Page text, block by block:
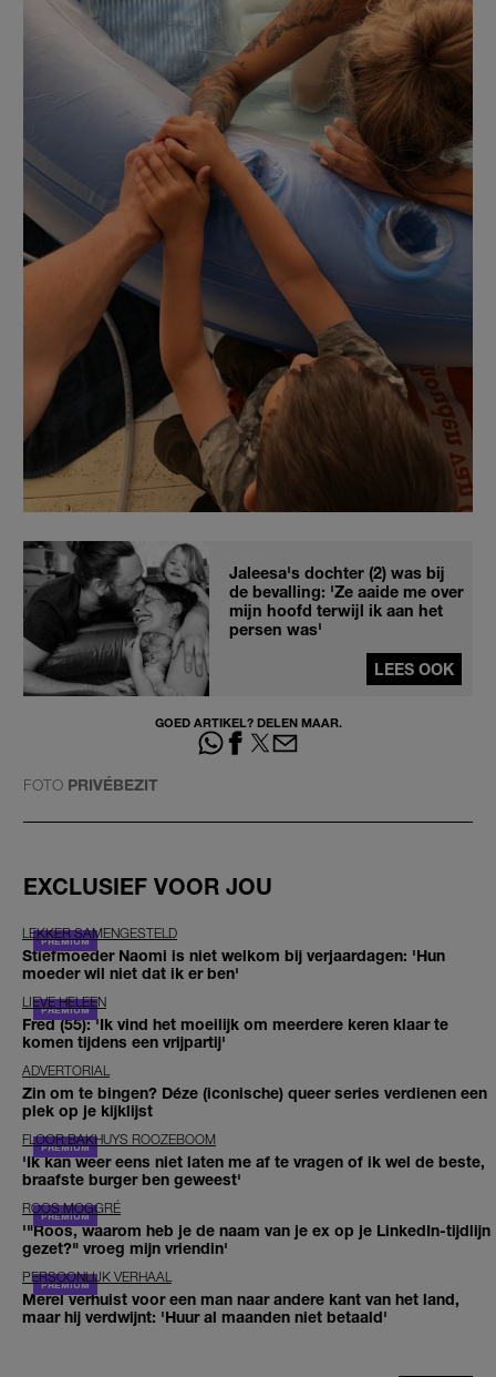
Jaleesa's dochter (2) was bij
de bevalling: 'Ze aaide me over
mijn hoofd terwijl ik aan het
persen was'
LEES OOK
GOED ARTIKEL? DELEN MAAR.
FOTO PRIVÉBEZIT
EXCLUSIEF VOOR JOU
LEKKER SAMENGESTELD
Stiefmoeder Naomi is niet welkom bij verjaardagen: 'Hun
moeder wil niet dat ik er ben'
LIEVE HELEEN
Fred (55): 'Ik vind het moeilijk om meerdere keren klaar te
komen tijdens een vrijpartij'
ADVERTORIAL
Zin om te bingen? Déze (iconische) queer series verdienen een
plek op je kijklijst
FLOOR BAKHUYS ROOZEBOOM
'Ik kan weer eens niet laten me af te vragen of ik wel de beste,
braafste burger ben geweest'
ROOS MOGGRÉ
'"Roos, waarom heb je de naam van je ex op je LinkedIn-tijdlijn
gezet?" vroeg mijn vriendin'
PERSOONLIJK VERHAAL
Merel verhuist voor een man naar andere kant van het land,
maar hij verdwijnt: 'Huur al maanden niet betaald'